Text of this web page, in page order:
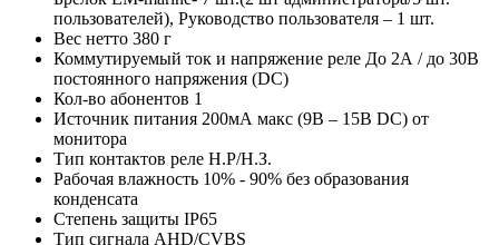
пользователей), Руководство пользователя – 1 шт.
Вес нетто 380 г
Коммутируемый ток и напряжение реле До 2А / до 30В
постоянного напряжения (DC)
Кол-во абонентов 1
Источник питания 200мА макс (9В – 15В DC) от
монитора
Тип контактов реле Н.Р/Н.З.
Рабочая влажность 10% - 90% без образования
конденсата
Степень защиты IP65
Тип сигнала AHD/CVBS